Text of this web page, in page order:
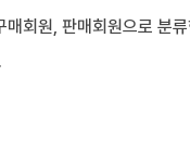
회원, 판매회원으로 분